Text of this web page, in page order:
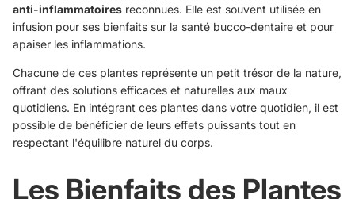
anti-inflammatoires reconnues. Elle est souvent utilisée en
infusion pour ses bienfaits sur la santé bucco-dentaire et pour
apaiser les inflammations.
Chacune de ces plantes représente un petit trésor de la nature,
offrant des solutions efficaces et naturelles aux maux
quotidiens. En intégrant ces plantes dans votre quotidien, il est
possible de bénéficier de leurs effets puissants tout en
respectant l'équilibre naturel du corps.
Les Bienfaits des Plantes